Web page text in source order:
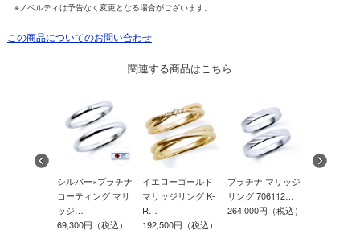
※ノベルティは予告なく変更となる場合がございます。
この商品についてのお問い合わせ
関連する商品はこちら
シルバー×プラチナ
コーティング マリ
ッジ…
69,300円（税込）
イエローゴールド
マリッジリング K-
R…
192,500円（税込）
プラチナ マリッジ
リング 706112…
264,000円（税込）